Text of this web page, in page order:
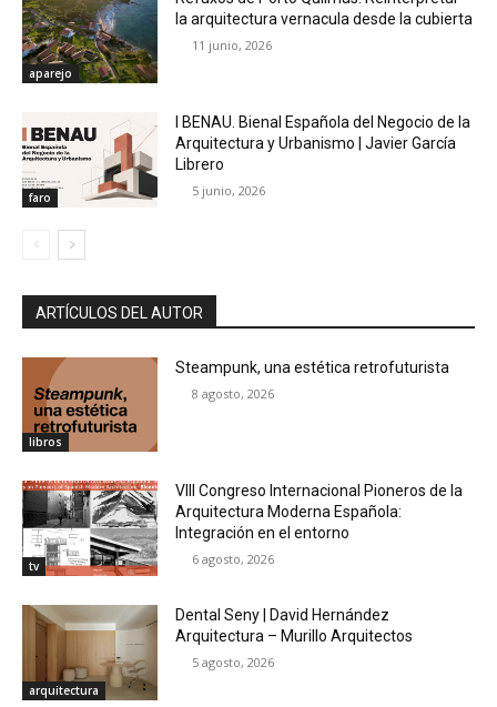
aparejo
la arquitectura vernacula desde la cubierta
11 junio, 2026
faro
I BENAU. Bienal Española del Negocio de la
Arquitectura y Urbanismo | Javier García
Librero
5 junio, 2026
ARTÍCULOS DEL AUTOR
libros
Steampunk, una estética retrofuturista
8 agosto, 2026
tv
VIII Congreso Internacional Pioneros de la
Arquitectura Moderna Española:
Integración en el entorno
6 agosto, 2026
arquitectura
Dental Seny | David Hernández
Arquitectura – Murillo Arquitectos
5 agosto, 2026